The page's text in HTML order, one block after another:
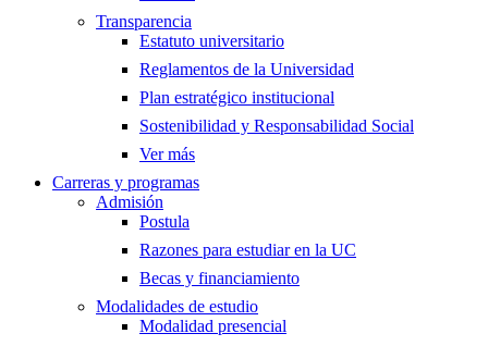
Transparencia
Estatuto universitario
Reglamentos de la Universidad
Plan estratégico institucional
Sostenibilidad y Responsabilidad Social
Ver más
Carreras y programas
Admisión
Postula
Razones para estudiar en la UC
Becas y financiamiento
Modalidades de estudio
Modalidad presencial